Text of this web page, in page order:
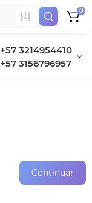
+57 3214954410
+57 3156796957
0
Continuar